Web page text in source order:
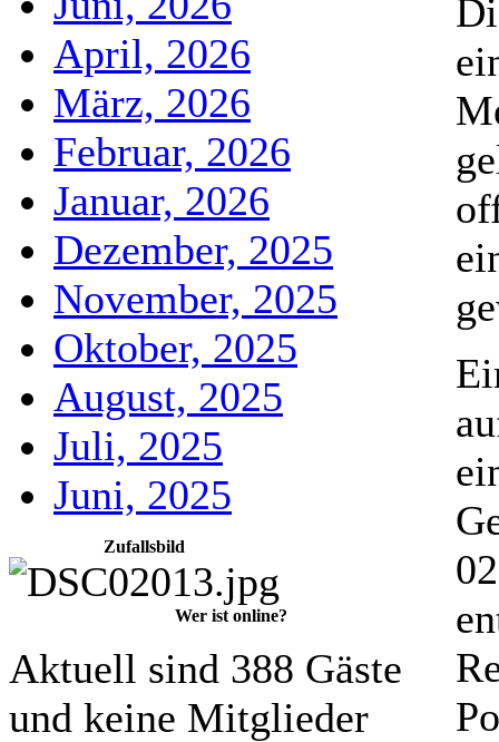
April, 2026
März, 2026
Februar, 2026
Januar, 2026
Dezember, 2025
November, 2025
Oktober, 2025
August, 2025
Juli, 2025
Juni, 2025
Zufallsbild
Wer ist online?
Aktuell sind 388 Gäste
und keine Mitglieder